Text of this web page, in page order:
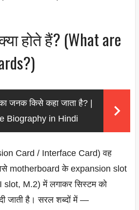
होते हैं? (What are
जनक किसे कहा जाता है? |
Biography in Hindi
Card / Interface Card) वह
जिसे motherboard के expansion slot
M.2) में लगाकर सिस्टम को
जाती है। सरल शब्दों में —